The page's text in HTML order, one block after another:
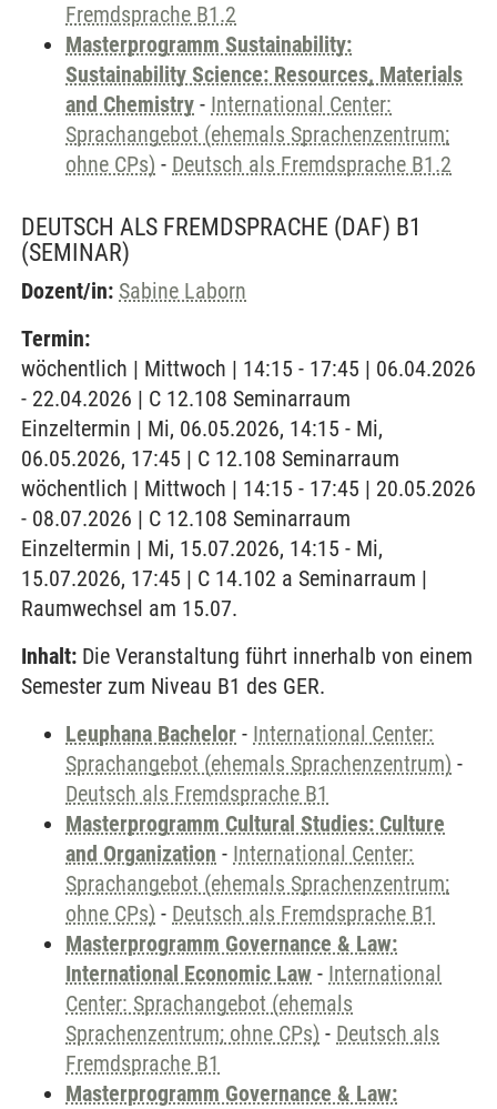
Fremdsprache B1.2
Masterprogramm Sustainability:
Sustainability Science: Resources, Materials
and Chemistry - International Center:
Sprachangebot (ehemals Sprachenzentrum;
ohne CPs) - Deutsch als Fremdsprache B1.2
DEUTSCH ALS FREMDSPRACHE (DAF) B1
(SEMINAR)
Dozent/in: Sabine Laborn
Termin:
wöchentlich | Mittwoch | 14:15 - 17:45 | 06.04.2026
- 22.04.2026 | C 12.108 Seminarraum
Einzeltermin | Mi, 06.05.2026, 14:15 - Mi,
06.05.2026, 17:45 | C 12.108 Seminarraum
wöchentlich | Mittwoch | 14:15 - 17:45 | 20.05.2026
- 08.07.2026 | C 12.108 Seminarraum
Einzeltermin | Mi, 15.07.2026, 14:15 - Mi,
15.07.2026, 17:45 | C 14.102 a Seminarraum |
Raumwechsel am 15.07.
Inhalt: Die Veranstaltung führt innerhalb von einem
Semester zum Niveau B1 des GER.
Leuphana Bachelor - International Center:
Sprachangebot (ehemals Sprachenzentrum) -
Deutsch als Fremdsprache B1
Masterprogramm Cultural Studies: Culture
and Organization - International Center:
Sprachangebot (ehemals Sprachenzentrum;
ohne CPs) - Deutsch als Fremdsprache B1
Masterprogramm Governance & Law:
International Economic Law - International
Center: Sprachangebot (ehemals
Sprachenzentrum; ohne CPs) - Deutsch als
Fremdsprache B1
Masterprogramm Governance & Law: